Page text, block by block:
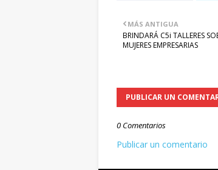
MÁS ANTIGUA
BRINDARÁ C5i TALLERES
MUJERES EMPRESARIAS
PUBLICAR UN
0 Comentarios
Publicar un comentario